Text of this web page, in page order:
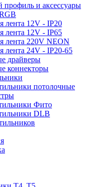
и аксессуары
лента 12V - IP20
лента 12V - IP65
лента 220V NEON
лента 24V - IP20-65
драйверы
коннекторы
потолочные
Фито
DLB